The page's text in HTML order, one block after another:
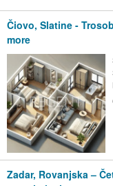
Čiovo, Slatine -
more
Zadar, Rovanjska –